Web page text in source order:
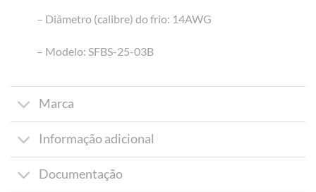
– Diâmetro (calibre) do frio: 14AWG
– Modelo: SFBS-25-03B
Marca
Informação adicional
Documentação